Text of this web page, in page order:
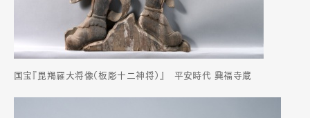
国宝『毘羯羅大将像（板彫十二神将）』 平安時代 興福寺蔵